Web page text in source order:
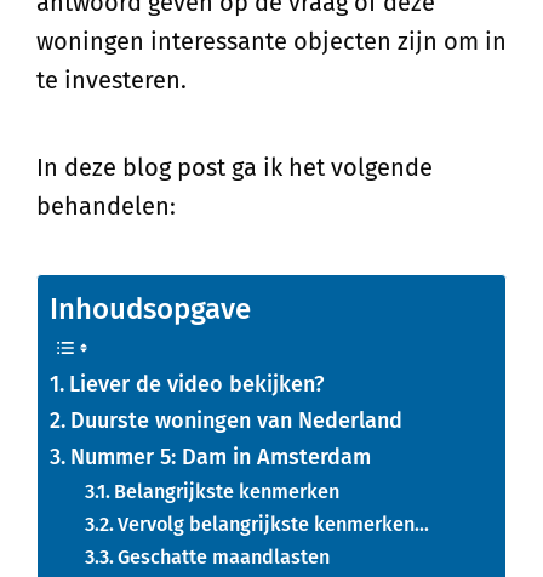
woningen interessante objecten zijn om in
te investeren.
In deze blog post ga ik het volgende
behandelen:
Inhoudsopgave
Liever de video bekijken?
Duurste woningen van Nederland
Nummer 5: Dam in Amsterdam
Belangrijkste kenmerken
Vervolg belangrijkste kenmerken…
Geschatte maandlasten